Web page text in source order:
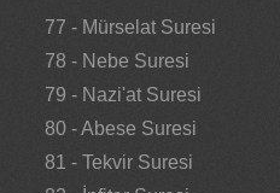
77 - Mürselat Suresi
78 - Nebe Suresi
79 - Nazi'at Suresi
80 - Abese Suresi
81 - Tekvir Suresi